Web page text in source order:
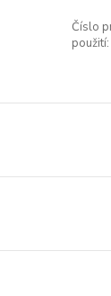
Číslo
použití: